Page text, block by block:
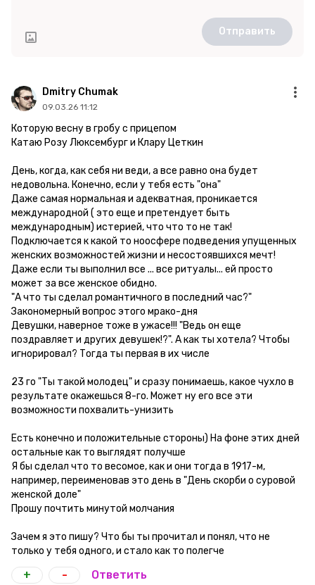
Отправить
Dmitry Chumak
09.03.26 11:12
Которую весну в гробу с прицепом
Катаю Розу Люксембург и Клару Цеткин
День, когда, как себя ни веди, а все равно она будет
недовольна. Конечно, если у тебя есть "она"
Даже самая нормальная и адекватная, проникается
международной ( это еще и претендует быть
международным) истерией, что что то не так!
Подключается к какой то ноосфере подведения упущенных
женских возможностей жизни и несостоявшихся мечт!
Даже если ты выполнил все ... все ритуалы... ей просто
может за все женское обидно.
"А что ты сделал романтичного в последний час?"
Закономерный вопрос этого мрако-дня
Девушки, наверное тоже в ужасе!!! "Ведь он еще
поздравляет и других девушек!?". А как ты хотела? Чтобы
игнорировал? Тогда ты первая в их числе
23 го "Ты такой молодец" и сразу понимаешь, какое чухло в
результате окажешься 8-го. Может ну его все эти
возможности похвалить-унизить
Есть конечно и положительные стороны) На фоне этих дней
остальные как то выглядят получше
Я бы сделал что то весомое, как и они тогда в 1917-м,
например, переименовав это день в "День скорби о суровой
женской доле"
Прошу почтить минутой молчания
Зачем я это пишу? Что бы ты прочитал и понял, что не
только у тебя одного, и стало как то полегче
+ - Ответить